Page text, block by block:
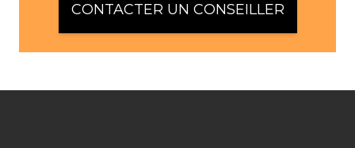
CONTACTER UN CONSEILLER